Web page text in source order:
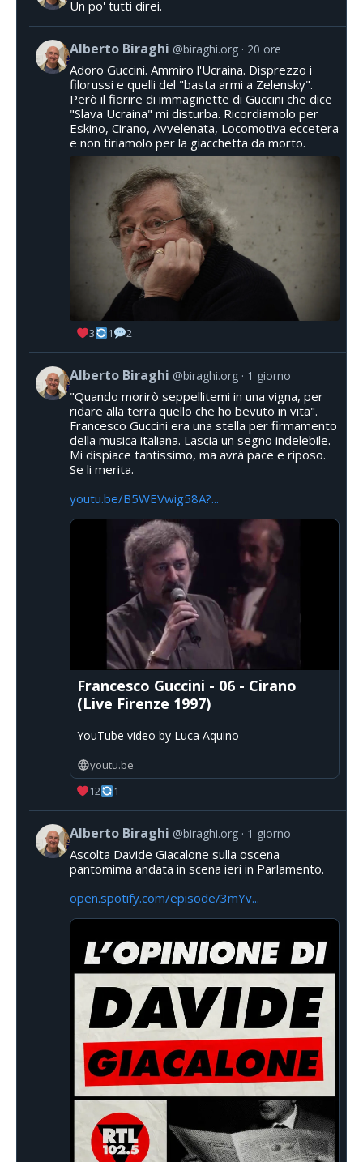
Un po' tutti direi.
Alberto Biraghi @biraghi.org 20 ore
Adoro Guccini. Ammiro l'Ucraina. Disprezzo i
filorussi e quelli del "basta armi a Zelensky".
Però il fiorire di immaginette di Guccini che dice
"Slava Ucraina" mi disturba. Ricordiamolo per
Eskino, Cirano, Avvelenata, Locomotiva eccetera
e non tiriamolo per la giacchetta da morto.
3 1 2
Alberto Biraghi @biraghi.org 1 giorno
"Quando morirò seppellitemi in una vigna, per
ridare alla terra quello che ho bevuto in vita".
Francesco Guccini era una stella per firmamento
della musica italiana. Lascia un segno indelebile.
Mi dispiace tantissimo, ma avrà pace e riposo.
Se li merita.
youtu.be/B5WEVwig58A?...
Francesco Guccini - 06 - Cirano
(Live Firenze 1997)
YouTube video by Luca Aquino
youtu.be
12
1
Alberto Biraghi @biraghi.org 1 giorno
Ascolta Davide Giacalone sulla oscena
pantomima andata in scena ieri in Parlamento.
open.spotify.com/episode/3mYv...